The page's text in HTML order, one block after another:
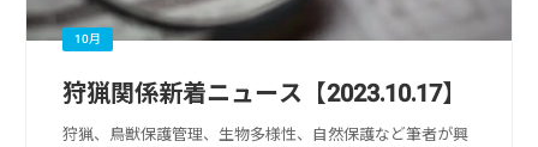
10月
狩猟関係新着ニュース【2023.10.17】
狩猟、鳥獣保護管理、生物多様性、自然保護など筆者が興